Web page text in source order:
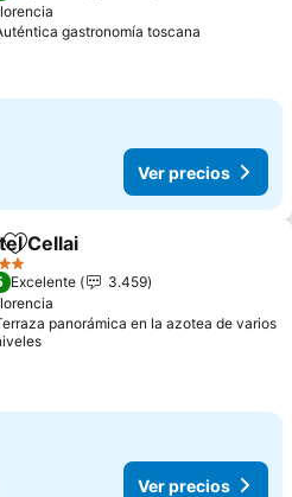
gastronomía toscana
Ver precios
Agregar a favoritos
Cellai
Excelente
3.459
panorámica en la azotea de varios
Ver precios